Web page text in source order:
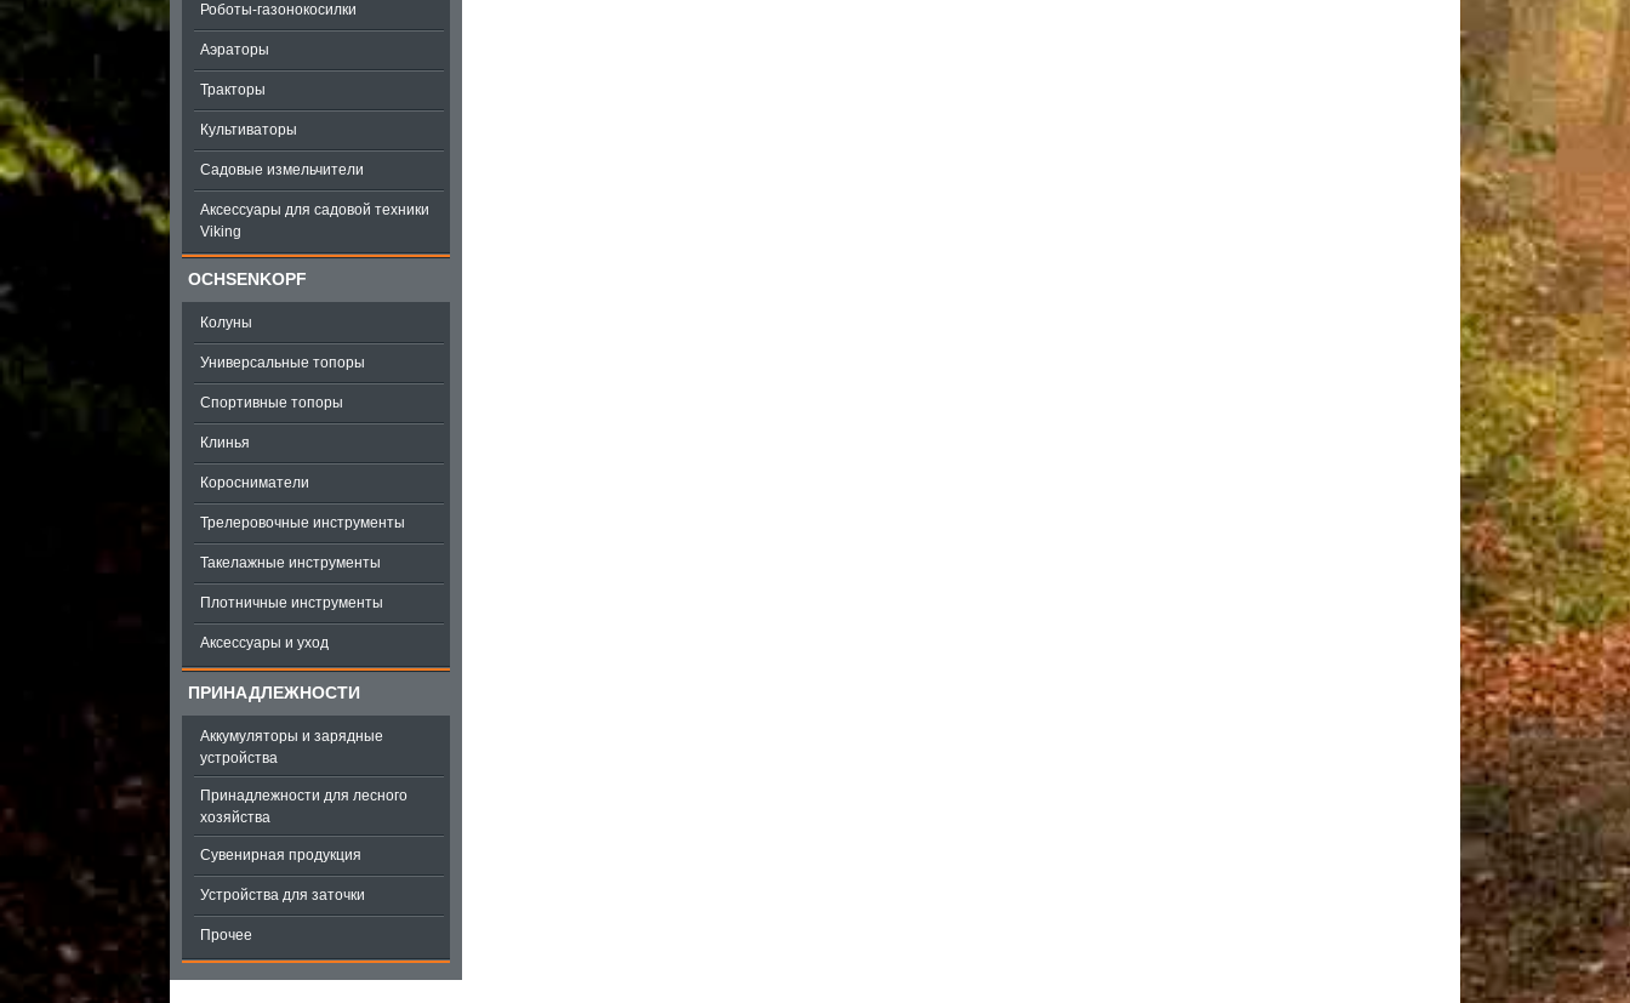
Роботы-газонокосилки
Аэраторы
Тракторы
Культиваторы
Садовые измельчители
Аксессуары для садовой техники
Viking
OCHSENKOPF
Колуны
Универсальные топоры
Спортивные топоры
Клинья
Коросниматели
Трелеровочные инструменты
Такелажные инструменты
Плотничные инструменты
Аксессуары и уход
ПРИНАДЛЕЖНОСТИ
Аккумуляторы и зарядные
устройства
Принадлежности для лесного
хозяйства
Сувенирная продукция
Устройства для заточки
Прочее